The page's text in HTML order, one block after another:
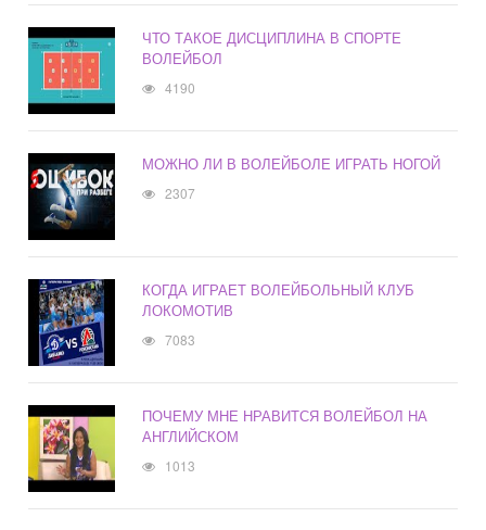
ЧТО ТАКОЕ ДИСЦИПЛИНА В СПОРТЕ
ВОЛЕЙБОЛ
4190
МОЖНО ЛИ В ВОЛЕЙБОЛЕ ИГРАТЬ НОГОЙ
2307
КОГДА ИГРАЕТ ВОЛЕЙБОЛЬНЫЙ КЛУБ
ЛОКОМОТИВ
7083
ПОЧЕМУ МНЕ НРАВИТСЯ ВОЛЕЙБОЛ НА
АНГЛИЙСКОМ
1013